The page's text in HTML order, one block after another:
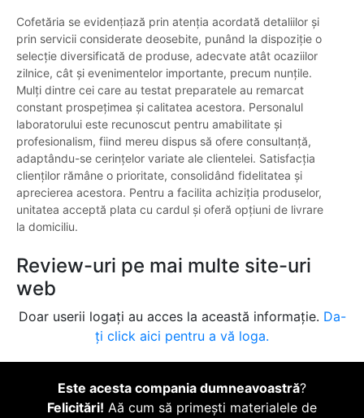
Cofetăria se evidențiază prin atenția acordată detaliilor și
prin servicii considerate deosebite, punând la dispoziție o
selecție diversificată de produse, adecvate atât ocaziilor
zilnice, cât și evenimentelor importante, precum nunțile.
Mulți dintre cei care au testat preparatele au remarcat
constant prospețimea și calitatea acestora. Personalul
laboratorului este recunoscut pentru amabilitate și
profesionalism, fiind mereu dispus să ofere consultanță,
adaptându-se cerințelor variate ale clientelei. Satisfacția
clienților rămâne o prioritate, consolidând fidelitatea și
aprecierea acestora. Pentru a facilita achiziția produselor,
unitatea acceptă plata cu cardul și oferă opțiuni de livrare
la domiciliu.
Review-uri pe mai multe site-uri
web
Doar userii logați au acces la această informație. Da-
ți click aici pentru a vă loga.
Este acesta compania dumneavoastră?
Felicitări! Aă cum să primești materialele de